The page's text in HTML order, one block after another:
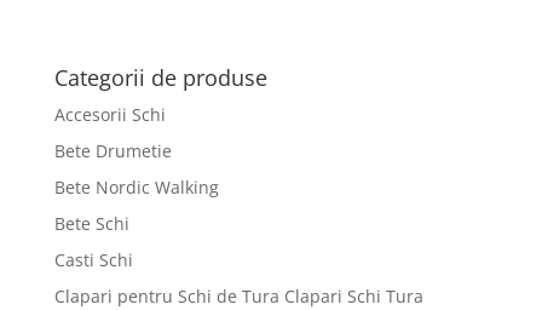
Categorii de produse
Accesorii Schi
Bete Drumetie
Bete Nordic Walking
Bete Schi
Casti Schi
Clapari pentru Schi de Tura Clapari Schi Tura